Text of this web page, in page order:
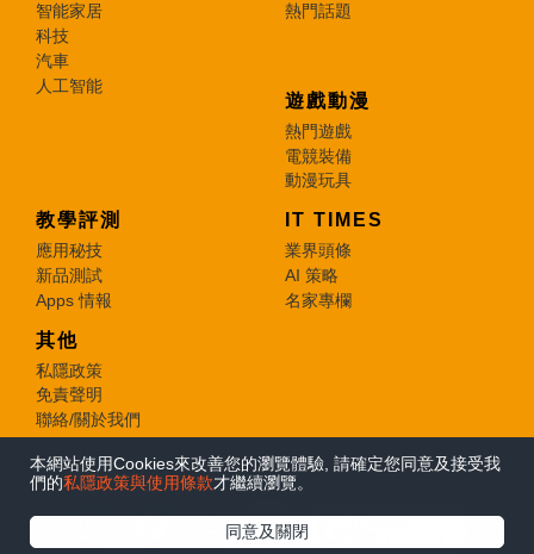
本網站使用Cookies來改善您的瀏覽體驗, 請確定您同意及接受我
們的私隱政策與使用條款才繼續瀏覽。
同意及關閉
智能家居
科技
汽車
人工智能
熱門話題
遊戲動漫
熱門遊戲
電競裝備
動漫玩具
教學評測
應用秘技
新品測試
Apps 情報
IT TIMES
業界頭條
AI 策略
名家專欄
其他
私隱政策
免責聲明
聯絡/關於我們
© 2026 e-zone. All Rights Reserved.